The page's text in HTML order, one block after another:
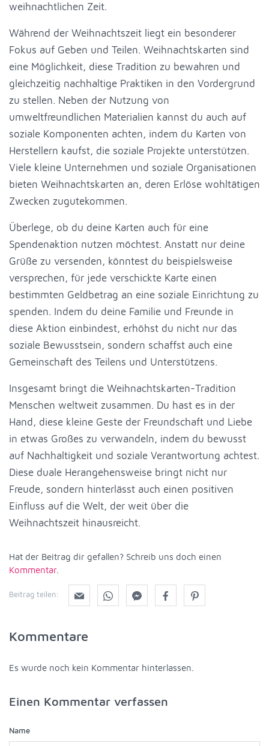
weihnachtlichen Zeit.
Während der Weihnachtszeit liegt ein besonderer
Fokus auf Geben und Teilen. Weihnachtskarten sind
eine Möglichkeit, diese Tradition zu bewahren und
gleichzeitig nachhaltige Praktiken in den Vordergrund
zu stellen. Neben der Nutzung von
umweltfreundlichen Materialien kannst du auch auf
soziale Komponenten achten, indem du Karten von
Herstellern kaufst, die soziale Projekte unterstützen.
Viele kleine Unternehmen und soziale Organisationen
bieten Weihnachtskarten an, deren Erlöse wohltätigen
Zwecken zugutekommen.
Überlege, ob du deine Karten auch für eine
Spendenaktion nutzen möchtest. Anstatt nur deine
Grüße zu versenden, könntest du beispielsweise
versprechen, für jede verschickte Karte einen
bestimmten Geldbetrag an eine soziale Einrichtung zu
spenden. Indem du deine Familie und Freunde in
diese Aktion einbindest, erhöhst du nicht nur das
soziale Bewusstsein, sondern schaffst auch eine
Gemeinschaft des Teilens und Unterstützens.
Insgesamt bringt die Weihnachtskarten-Tradition
Menschen weltweit zusammen. Du hast es in der
Hand, diese kleine Geste der Freundschaft und Liebe
in etwas Großes zu verwandeln, indem du bewusst
auf Nachhaltigkeit und soziale Verantwortung achtest.
Diese duale Herangehensweise bringt nicht nur
Freude, sondern hinterlässt auch einen positiven
Einfluss auf die Welt, der weit über die
Weihnachtszeit hinausreicht.
Hat der Beitrag dir gefallen? Schreib uns doch einen
Kommentar.
Beitrag teilen:
Kommentare
Es wurde noch kein Kommentar hinterlassen.
Einen Kommentar verfassen
Name